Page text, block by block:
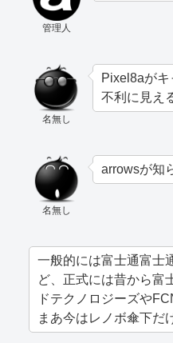
管理人
名無し
Pixel8aが
不利に見え
名無し
arrowsが知
一般的には富士通富士
ど、正式には昔から富
ドテクノロジーズや
まあ今はレノボ傘下だ